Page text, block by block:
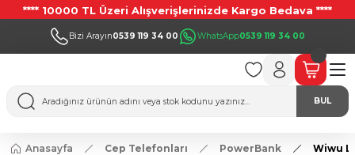
**** 10000 TL Üzeri Alışverişlerinizde Kargo Bedava ****
Bizi Arayın0539 119 34 00 WhatsApp0539 119 34 00
BUL
Anasayfa Cep Telefonları PowerBank Wiwu